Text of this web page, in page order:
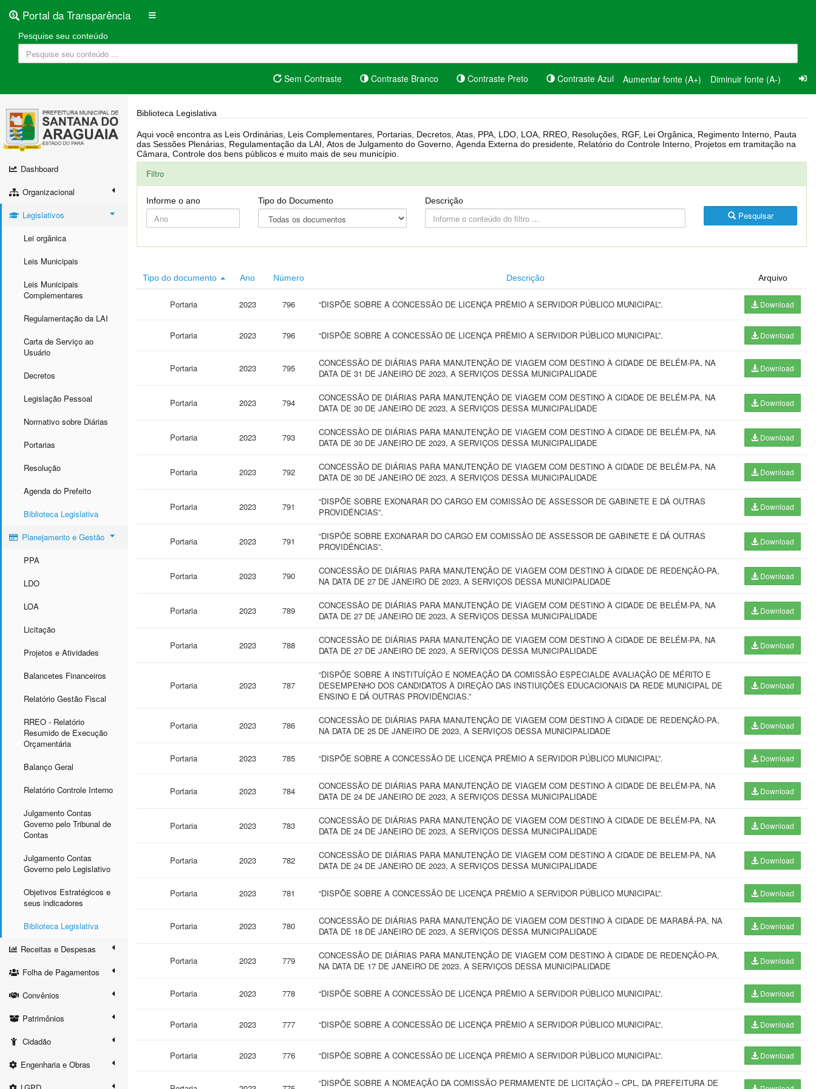
Portal da Transparência
Pesquise seu conteúdo
Sem Contraste Contraste Branco Contraste Preto Contraste Azul Aumentar fonte (A+) Diminuir fonte (A-)
Dashboard
Organizacional
Legislativos
Lei orgânica
Leis Municipais
Leis Municipais
Complementares
Regulamentação da LAI
Carta de Serviço ao
Usuário
Decretos
Legislação Pessoal
Normativo sobre Diárias
Portarias
Resolução
Agenda do Prefeito
Biblioteca Legislativa
Planejamento e Gestão
PPA
LDO
LOA
Licitação
Projetos e Atividades
Balancetes Financeiros
Relatório Gestão Fiscal
RREO - Relatório
Resumido de Execução
Orçamentária
Balanço Geral
Relatório Controle Interno
Julgamento Contas
Governo pelo Tribunal de
Contas
Julgamento Contas
Governo pelo Legislativo
Objetivos Estratégicos e
seus indicadores
Biblioteca Legislativa
Receitas e Despesas
Folha de Pagamentos
Convênios
Patrimônios
Cidadão
Engenharia e Obras
Biblioteca Legislativa
Aqui você encontra as Leis Ordinárias, Leis Complementares, Portarias, Decretos, Atas, PPA, LDO, LOA, RREO, Resoluções, RGF, Lei Orgânica, Regimento Interno, Pauta
das Sessões Plenárias, Regulamentação da LAI, Atos de Julgamento do Governo, Agenda Externa do presidente, Relatório do Controle Interno, Projetos em tramitação na
Câmara, Controle dos bens públicos e muito mais de seu município.
Filtro
Informe o ano Tipo do Documento Descrição
Pesquisar
Tipo do documento Ano Número Descrição Arquivo
Portaria 2023 796 “DISPÕE SOBRE A CONCESSÃO DE LICENÇA PRÊMIO A SERVIDOR PÚBLICO MUNICIPAL”. Download
Portaria 2023 796 “DISPÕE SOBRE A CONCESSÃO DE LICENÇA PRÊMIO A SERVIDOR PÚBLICO MUNICIPAL”. Download
Portaria 2023 795
CONCESSÃO DE DIÁRIAS PARA MANUTENÇÃO DE VIAGEM COM DESTINO À CIDADE DE BELÉM-PA, NA
DATA DE 31 DE JANEIRO DE 2023, A SERVIÇOS DESSA MUNICIPALIDADE
Download
Portaria 2023 794
CONCESSÃO DE DIÁRIAS PARA MANUTENÇÃO DE VIAGEM COM DESTINO À CIDADE DE BELÉM-PA, NA
DATA DE 30 DE JANEIRO DE 2023, A SERVIÇOS DESSA MUNICIPALIDADE
Download
Portaria 2023 793
CONCESSÃO DE DIÁRIAS PARA MANUTENÇÃO DE VIAGEM COM DESTINO À CIDADE DE BELÉM-PA, NA
DATA DE 30 DE JANEIRO DE 2023, A SERVIÇOS DESSA MUNICIPALIDADE
Download
Portaria 2023 792
CONCESSÃO DE DIÁRIAS PARA MANUTENÇÃO DE VIAGEM COM DESTINO À CIDADE DE BELÉM-PA, NA
DATA DE 30 DE JANEIRO DE 2023, A SERVIÇOS DESSA MUNICIPALIDADE
Download
Portaria 2023 791
“DISPÕE SOBRE EXONARAR DO CARGO EM COMISSÃO DE ASSESSOR DE GABINETE E DÁ OUTRAS
PROVIDÊNCIAS”.
Download
Portaria 2023 791
“DISPÕE SOBRE EXONARAR DO CARGO EM COMISSÃO DE ASSESSOR DE GABINETE E DÁ OUTRAS
PROVIDÊNCIAS”.
Download
Portaria 2023 790
CONCESSÃO DE DIÁRIAS PARA MANUTENÇÃO DE VIAGEM COM DESTINO À CIDADE DE REDENÇÃO-PA,
NA DATA DE 27 DE JANEIRO DE 2023, A SERVIÇOS DESSA MUNICIPALIDADE
Download
Portaria 2023 789
CONCESSÃO DE DIÁRIAS PARA MANUTENÇÃO DE VIAGEM COM DESTINO À CIDADE DE BELÉM-PA, NA
DATA DE 27 DE JANEIRO DE 2023, A SERVIÇOS DESSA MUNICIPALIDADE
Download
Portaria 2023 788
CONCESSÃO DE DIÁRIAS PARA MANUTENÇÃO DE VIAGEM COM DESTINO À CIDADE DE BELÉM-PA, NA
DATA DE 27 DE JANEIRO DE 2023, A SERVIÇOS DESSA MUNICIPALIDADE
Download
Portaria 2023 787
“DISPÕE SOBRE A INSTITUÍÇÃO E NOMEAÇÃO DA COMISSÃO ESPECIALDE AVALIAÇÃO DE MÉRITO E
DESEMPENHO DOS CANDIDATOS À DIREÇÃO DAS INSTIUIÇÕES EDUCACIONAIS DA REDE MUNICIPAL DE
ENSINO E DÁ OUTRAS PROVIDÊNCIAS.”
Download
Portaria 2023 786
CONCESSÃO DE DIÁRIAS PARA MANUTENÇÃO DE VIAGEM COM DESTINO À CIDADE DE REDENÇÃO-PA,
NA DATA DE 25 DE JANEIRO DE 2023, A SERVIÇOS DESSA MUNICIPALIDADE
Download
Portaria 2023 785 “DISPÕE SOBRE A CONCESSÃO DE LICENÇA PRÊMIO A SERVIDOR PÚBLICO MUNICIPAL”. Download
Portaria 2023 784
CONCESSÃO DE DIÁRIAS PARA MANUTENÇÃO DE VIAGEM COM DESTINO À CIDADE DE BELÉM-PA, NA
DATA DE 24 DE JANEIRO DE 2023, A SERVIÇOS DESSA MUNICIPALIDADE
Download
Portaria 2023 783
CONCESSÃO DE DIÁRIAS PARA MANUTENÇÃO DE VIAGEM COM DESTINO À CIDADE DE BELÉM-PA, NA
DATA DE 24 DE JANEIRO DE 2023, A SERVIÇOS DESSA MUNICIPALIDADE
Download
Portaria 2023 782
CONCESSÃO DE DIÁRIAS PARA MANUTENÇÃO DE VIAGEM COM DESTINO À CIDADE DE BELEM-PA, NA
DATA DE 24 DE JANEIRO DE 2023, A SERVIÇOS DESSA MUNICIPALIDADE
Download
Portaria 2023 781 “DISPÕE SOBRE A CONCESSÃO DE LICENÇA PRÊMIO A SERVIDOR PÚBLICO MUNICIPAL”. Download
Portaria 2023 780
CONCESSÃO DE DIÁRIAS PARA MANUTENÇÃO DE VIAGEM COM DESTINO À CIDADE DE MARABÁ-PA, NA
DATA DE 18 DE JANEIRO DE 2023, A SERVIÇOS DESSA MUNICIPALIDADE
Download
Portaria 2023 779
CONCESSÃO DE DIÁRIAS PARA MANUTENÇÃO DE VIAGEM COM DESTINO À CIDADE DE REDENÇÃO-PA,
NA DATA DE 17 DE JANEIRO DE 2023, A SERVIÇOS DESSA MUNICIPALIDADE
Download
Portaria 2023 778 “DISPÕE SOBRE A CONCESSÃO DE LICENÇA PRÊMIO A SERVIDOR PÚBLICO MUNICIPAL”. Download
Portaria 2023 777 “DISPÕE SOBRE A CONCESSÃO DE LICENÇA PRÊMIO A SERVIDOR PÚBLICO MUNICIPAL”. Download
Portaria 2023 776 “DISPÕE SOBRE A CONCESSÃO DE LICENÇA PRÊMIO A SERVIDOR PÚBLICO MUNICIPAL”. Download
“DISPÕE SOBRE A NOMEAÇÃO DA COMISSÃO PERMAMENTE DE LICITAÇÃO – CPL, DA PREFEITURA DE